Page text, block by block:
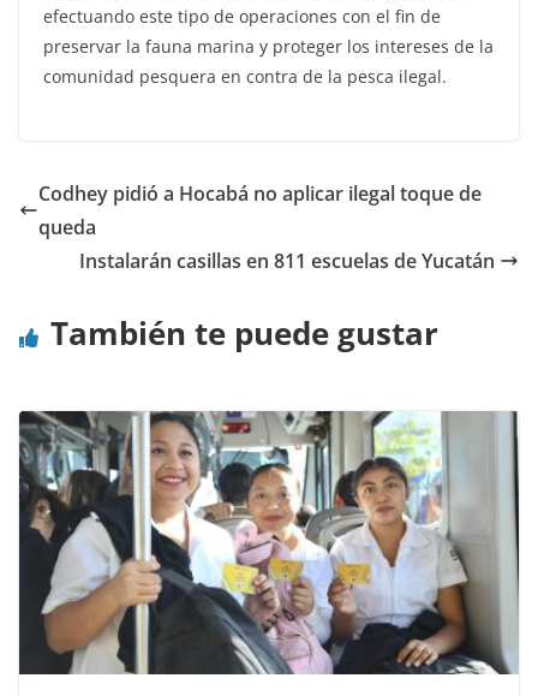
efectuando este tipo de operaciones con el fin de
preservar la fauna marina y proteger los intereses de la
comunidad pesquera en contra de la pesca ilegal.
Codhey pidió a Hocabá no aplicar ilegal toque de
queda
Instalarán casillas en 811 escuelas de Yucatán
También te puede gustar